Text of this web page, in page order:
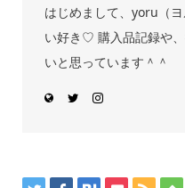
はじめまして、yoru（
い好き♡ 購入品記録や
いと思っています＾＾